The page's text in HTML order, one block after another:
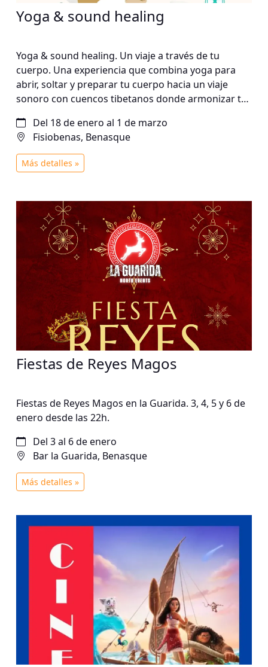
Yoga & sound healing
Yoga & sound healing. Un viaje a través de tu
cuerpo. Una experiencia que combina yoga para
abrir, soltar y preparar tu cuerpo hacia un viaje
sonoro con cuencos tibetanos donde armonizar tu
Del 18 de enero al 1 de marzo
Fisiobenas, Benasque
Más detalles »
Fiestas de Reyes Magos
Fiestas de Reyes Magos en la Guarida. 3, 4, 5 y 6 de
enero desde las 22h.
Del 3 al 6 de enero
Bar la Guarida, Benasque
Más detalles »